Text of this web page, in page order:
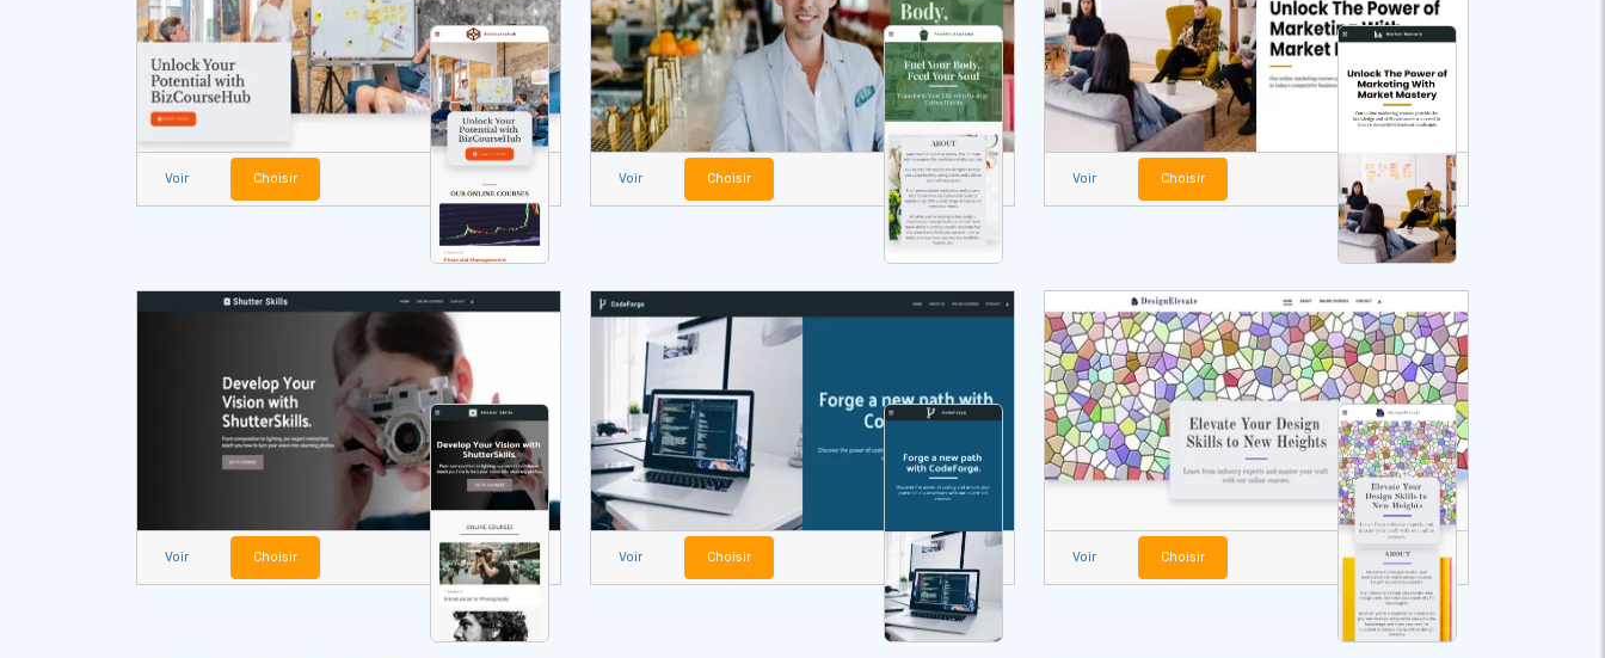
Voir Choisir Voir Choisir Voir Choisir
Voir Choisir Voir Choisir Voir Choisir